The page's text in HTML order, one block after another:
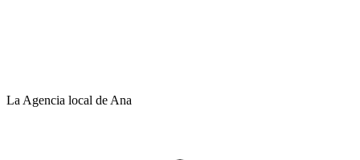
La Agencia local de Ana